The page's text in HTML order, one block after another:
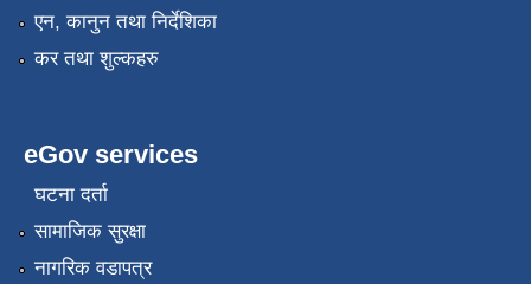
एन, कानुन तथा निर्देशिका
कर तथा शुल्कहरु
eGov services
घटना दर्ता
सामाजिक सुरक्षा
नागरिक वडापत्र